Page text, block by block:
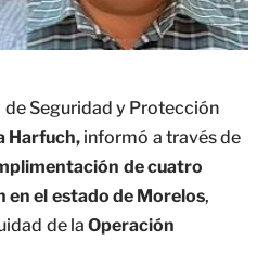
Seguridad y Protección
Harfuch,informó a través de
de cuatro
en el estado de Morelos,
de laOperación